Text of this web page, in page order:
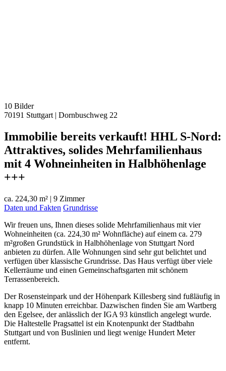
10 Bilder
70191 Stuttgart | Dornbuschweg 22
Immobilie bereits verkauft! HHL S-Nord:
Attraktives, solides Mehrfamilienhaus
mit 4 Wohneinheiten in Halbhöhenlage
+++
ca. 224,30 m² | 9 Zimmer
Daten und Fakten Grundrisse
Wir freuen uns, Ihnen dieses solide Mehrfamilienhaus mit vier
Wohneinheiten (ca. 224,30 m² Wohnfläche) auf einem ca. 279
m²großen Grundstück in Halbhöhenlage von Stuttgart Nord
anbieten zu dürfen. Alle Wohnungen sind sehr gut belichtet und
verfügen über klassische Grundrisse. Das Haus verfügt über viele
Kellerräume und einen Gemeinschaftsgarten mit schönem
Terrassenbereich.
Der Rosensteinpark und der Höhenpark Killesberg sind fußläufig in
knapp 10 Minuten erreichbar. Dazwischen finden Sie am Wartberg
den Egelsee, der anlässlich der IGA 93 künstlich angelegt wurde.
Die Haltestelle Pragsattel ist ein Knotenpunkt der Stadtbahn
Stuttgart und von Buslinien und liegt wenige Hundert Meter
entfernt.